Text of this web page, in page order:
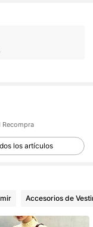
Recompra
los artículos
Accesorios de